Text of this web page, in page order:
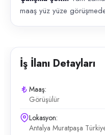
maaş yüz yüze
İş İlanı Detayları
Maaş:
Görüşülür
Lokasyon:
Antalya Muratpaşa